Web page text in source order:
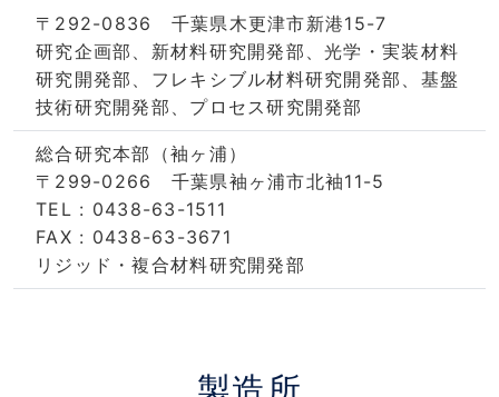
〒292-0836 千葉県木更津市新港15-7
研究企画部、新材料研究開発部、光学・実装材料
研究開発部、フレキシブル材料研究開発部、基盤
技術研究開発部、プロセス研究開発部
総合研究本部（袖ヶ浦）
〒299-0266 千葉県袖ヶ浦市北袖11-5
TEL : 0438-63-1511
FAX : 0438-63-3671
リジッド・複合材料研究開発部